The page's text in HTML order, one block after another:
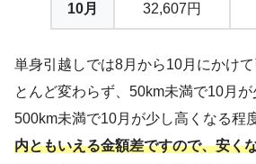
10月 32,607円
単身引越しでは8月から10月にかけ
とんど変わらず、50km未満で10月が
500km未満で10月が少し高くなる程
内ともいえる金額差ですので、安く